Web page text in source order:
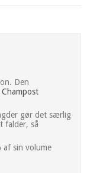
Den
Champost
gør det særlig
falder, så
af sin volume